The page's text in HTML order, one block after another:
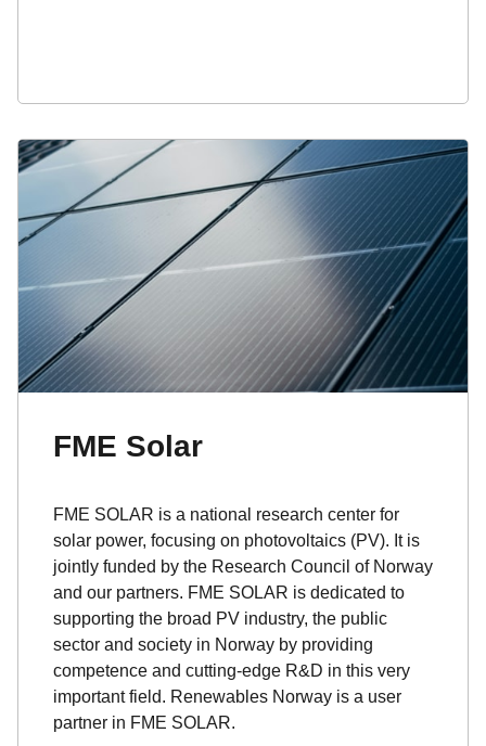
FME Solar
FME SOLAR is a national research center for
solar power, focusing on photovoltaics (PV). It is
jointly funded by the Research Council of Norway
and our partners. FME SOLAR is dedicated to
supporting the broad PV industry, the public
sector and society in Norway by providing
competence and cutting-edge R&D in this very
important field. Renewables Norway is a user
partner in FME SOLAR.